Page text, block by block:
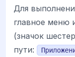
Для
главное меню
(значок
пути: